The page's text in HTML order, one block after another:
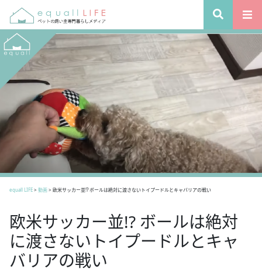
equall LIFE> 動画> 欧米サッカー並!? ボールは絶対に渡さないトイプードルとキャバリアの戦い
欧米サッカー並!? ボールは絶対
に渡さないトイプードルとキャ
バリアの戦い